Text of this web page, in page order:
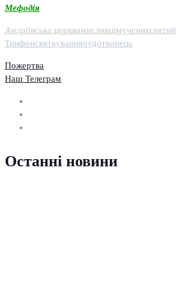
Мефодія
Андріївська церквамисливцімучениксвятий
Трифонсвяткуваннячудотворець
Пожертва
Наш Телеграм
Останні новини